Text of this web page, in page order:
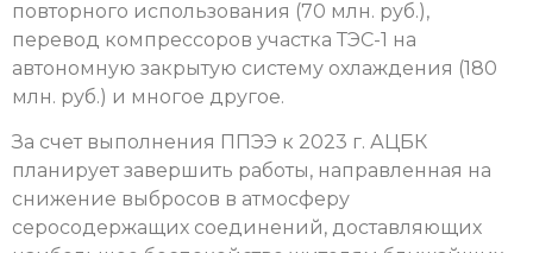
повторного использования (70 млн. руб.),
перевод компрессоров участка ТЭС-1 на
автономную закрытую систему охлаждения (180
млн. руб.) и многое другое.
За счет выполнения ППЭЭ к 2023 г. АЦБК
планирует завершить работы, направленная на
снижение выбросов в атмосферу
серосодержащих соединений, доставляющих